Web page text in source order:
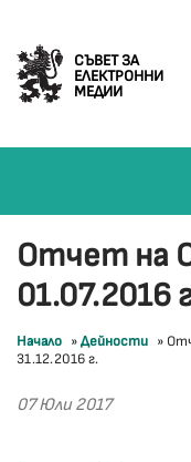
СЪВЕТ ЗА
ЕЛЕКТРОННИ
МЕДИИ
Отчет на
01.07.2016
Начало »Дейности »
31.12.2016 г.
07 Юли 2017